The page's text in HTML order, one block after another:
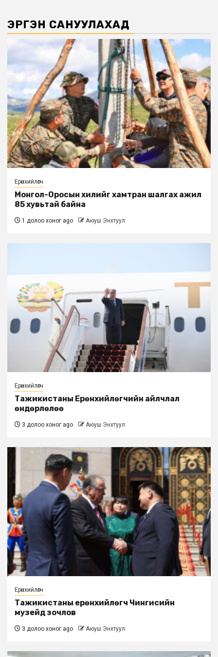
ЭРГЭН САНУУЛАХАД
Ерөнхийлөгч
Монгол-Оросын хилийг хамтран шалгах ажил
85 хувьтай байна
1 долоо хоног ago Аюуш Энхтуул
Ерөнхийлөгч
Тажикистаны Ерөнхийлөгчийн айлчлал
өндөрлөлөө
3 долоо хоног ago Аюуш Энхтуул
Ерөнхийлөгч
Тажикистаны ерөнхийлөгч Чингисийн
музейд зочлов
3 долоо хоног ago Аюуш Энхтуул